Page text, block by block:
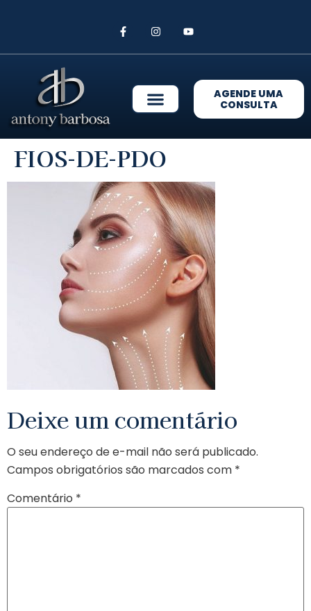
AGENDE UMA
CONSULTA
FIOS-DE-PDO
Deixe um comentário
O seu endereço de e-mail não será publicado.
Campos obrigatórios são marcados com *
Comentário *